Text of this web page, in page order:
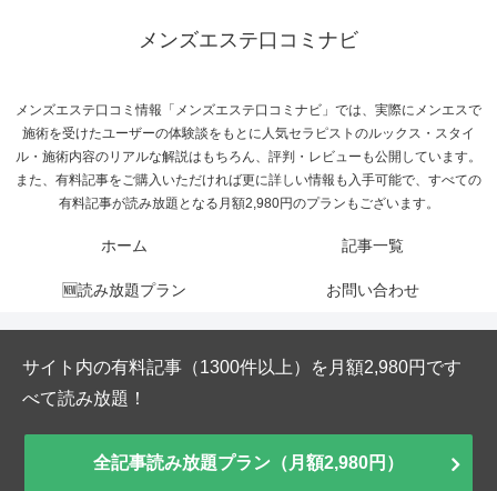
メンズエステ口コミナビ
メンズエステ口コミ情報「メンズエステ口コミナビ」では、実際にメンエスで
施術を受けたユーザーの体験談をもとに人気セラピストのルックス・スタイ
ル・施術内容のリアルな解説はもちろん、評判・レビューも公開しています。
また、有料記事をご購入いただければ更に詳しい情報も入手可能で、すべての
有料記事が読み放題となる月額2,980円のプランもございます。
ホーム 記事一覧
🆕読み放題プラン お問い合わせ
サイト内の有料記事（1300件以上）を月額2,980円です
べて読み放題！
全記事読み放題プラン（月額2,980円）